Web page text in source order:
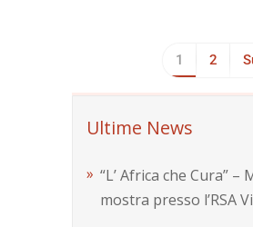
1 2
Ultime News
“L’ Africa che Cura” –
mostra presso l’RSA